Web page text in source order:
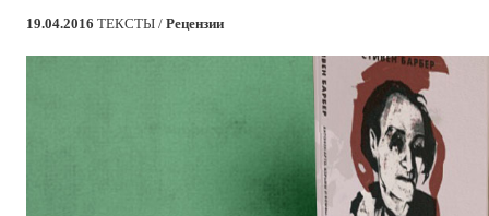
19.04.2016 ТЕКСТЫ / Рецензии